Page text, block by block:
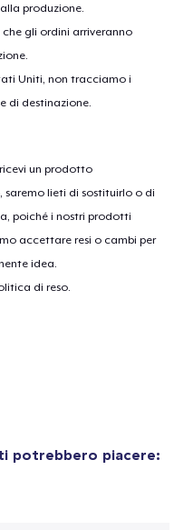
produzione.
che gli ordini arriveranno
Uniti, non tracciamo i
di destinazione.
un prodotto
lieti di sostituirlo o di
poiché i nostri prodotti
accettare resi o cambi per
idea.
di reso.
potrebbero piacere: